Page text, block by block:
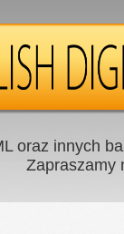
oraz innych
Zapraszamy